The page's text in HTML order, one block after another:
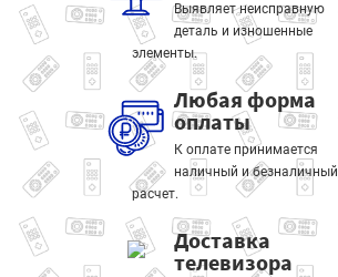
Выявляет неисправную
деталь и изношенные
элементы.
Любая форма
оплаты
К оплате принимается
наличный и безналичный
расчет.
Доставка
телевизора